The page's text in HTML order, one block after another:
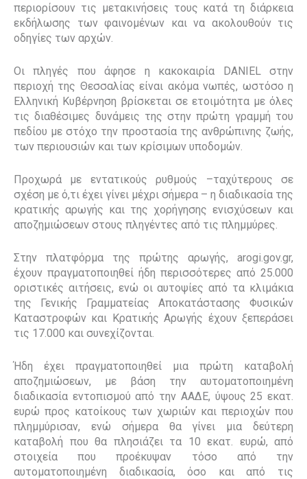
περιορίσουν τις μετακινήσεις τους κατά τη διάρκεια
εκδήλωσης των φαινομένων και να ακολουθούν τις
οδηγίες των αρχών.
Οι πληγές που άφησε η κακοκαιρία DANIEL στην
περιοχή της Θεσσαλίας είναι ακόμα νωπές, ωστόσο η
Ελληνική Κυβέρνηση βρίσκεται σε ετοιμότητα με όλες
τις διαθέσιμες δυνάμεις της στην πρώτη γραμμή του
πεδίου με στόχο την προστασία της ανθρώπινης ζωής,
των περιουσιών και των κρίσιμων υποδομών.
Προχωρά με εντατικούς ρυθμούς –ταχύτερους σε
σχέση με ό,τι έχει γίνει μέχρι σήμερα – η διαδικασία της
κρατικής αρωγής και της χορήγησης ενισχύσεων και
αποζημιώσεων στους πληγέντες από τις πλημμύρες.
Στην πλατφόρμα της πρώτης αρωγής, arogi.gov.gr,
έχουν πραγματοποιηθεί ήδη περισσότερες από 25.000
οριστικές αιτήσεις, ενώ οι αυτοψίες από τα κλιμάκια
της Γενικής Γραμματείας Αποκατάστασης Φυσικών
Καταστροφών και Κρατικής Αρωγής έχουν ξεπεράσει
τις 17.000 και συνεχίζονται.
Ήδη έχει πραγματοποιηθεί μια πρώτη καταβολή
αποζημιώσεων, με βάση την αυτοματοποιημένη
διαδικασία εντοπισμού από την ΑΑΔΕ, ύψους 25 εκατ.
ευρώ προς κατοίκους των χωριών και περιοχών που
πλημμύρισαν, ενώ σήμερα θα γίνει μια δεύτερη
καταβολή που θα πλησιάζει τα 10 εκατ. ευρώ, από
στοιχεία που προέκυψαν τόσο από την
αυτοματοποιημένη διαδικασία, όσο και από τις